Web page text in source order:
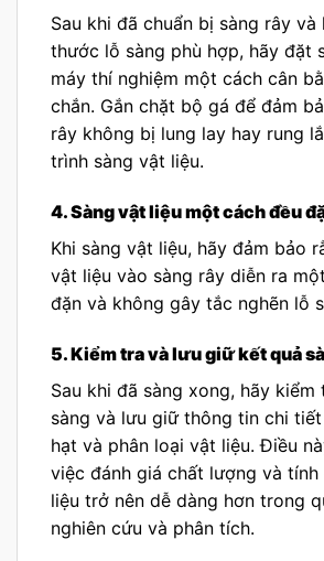
Sau khi đã chuẩn bị sàng rây
thước lỗ sàng phù hợp, hãy đặt
máy thí nghiệm một cách cân
chắn. Gắn chặt bộ gá để đảm
rây không bị lung lay hay rung
trình sàng vật liệu.
4. Sàng vật liệu một cách đều
Khi sàng vật liệu, hãy đảm bảo
vật liệu vào sàng rây diễn ra
đặn và không gây tắc nghẽn lỗ
5. Kiểm tra và lưu giữ kết quả
Sau khi đã sàng xong, hãy kiểm
sàng và lưu giữ thông tin chi
hạt và phân loại vật liệu. Điều
việc đánh giá chất lượng và
liệu trở nên dễ dàng hơn trong
nghiên cứu và phân tích.